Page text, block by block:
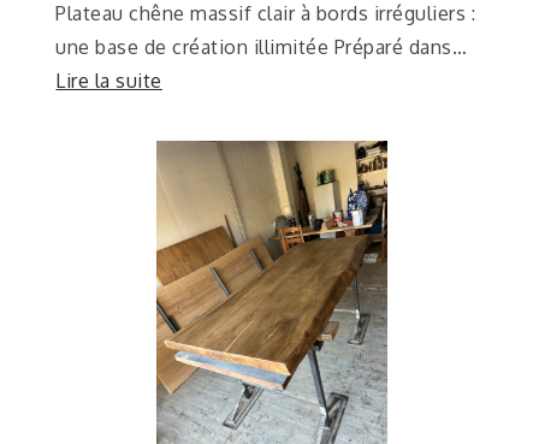
Plateau chêne massif clair à bords irréguliers :
une base de création illimitée Préparé dans…
Lire la suite